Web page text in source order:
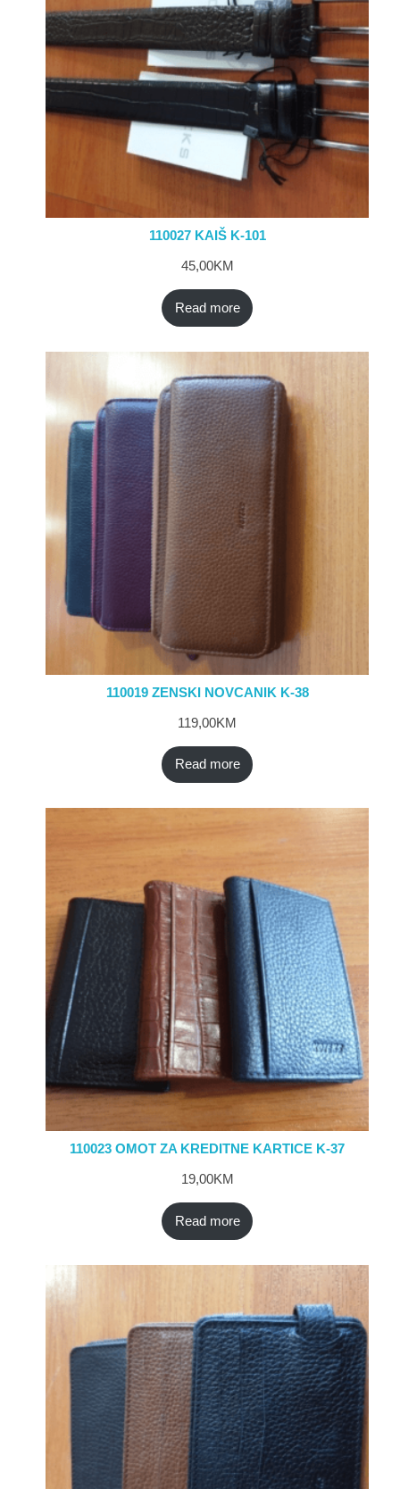
110027 KAIŠ K-101
45,00KM
Read more
110019 ZENSKI NOVCANIK K-38
119,00KM
Read more
110023 OMOT ZA KREDITNE KARTICE K-37
19,00KM
Read more